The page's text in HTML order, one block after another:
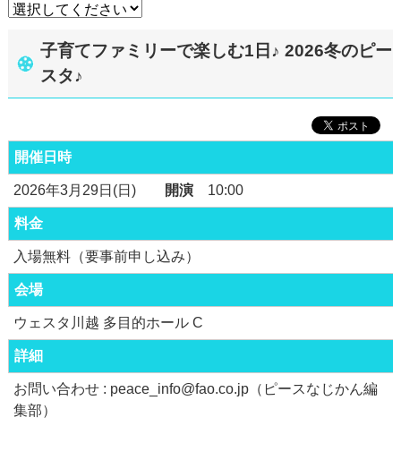
子育てファミリーで楽しむ1日♪ 2026冬のピー
スタ♪
開催日時
2026年3月29日(日) 開演10:00
料金
入場無料（要事前申し込み）
会場
ウェスタ川越 多目的ホール C
詳細
お問い合わせ : peace_info@fao.co.jp（ピースなじかん編
集部）